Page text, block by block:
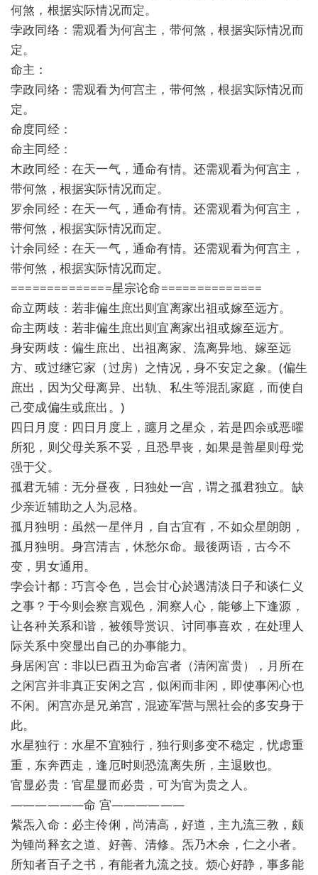
何煞，根据实际情况而定。
孛政同络：需观看为何宫主，带何煞，根据实际情况而
定。
命主：
孛政同络：需观看为何宫主，带何煞，根据实际情况而
定。
命度同经：
命主同经：
木政同经：在天一气，通命有情。还需观看为何宫主，
带何煞，根据实际情况而定。
罗余同经：在天一气，通命有情。还需观看为何宫主，
带何煞，根据实际情况而定。
计余同经：在天一气，通命有情。还需观看为何宫主，
带何煞，根据实际情况而定。
==============星宗论命==============
命立两歧：若非偏生庶出则宜离家出祖或嫁至远方。
命主两歧：若非偏生庶出则宜离家出祖或嫁至远方。
身安两歧：偏生庶出、出祖离家、流离异地、嫁至远
方、或过继它家（过房）之情况，身不安定之象。(偏生
庶出，因为父母离异、出轨、私生等混乱家庭，而使自
己变成偏生或庶出。)
四日月度：四日月度上，躔月之星众，若是四余或恶曜
所犯，则父母关系不妥，且恐早丧，如果是善星则母党
强于父。
孤君无辅：无分昼夜，日独处一宫，谓之孤君独立。缺
少亲近辅助之人为忌格。
孤月独明：虽然一星伴月，自古宜有，不如众星朗朗，
孤月独明。身宫清吉，休愁尔命。最後两语，古今不
变，男女通用。
孛会计都：巧言令色，岂会甘心於遇清淡日子和谈仁义
之事？于今则会察言观色，洞察人心，能够上下逢源，
让各种关系和谐，被领导赏识、讨同事喜欢，在处理人
际关系中突显出自己的办事能力。
身居闲宫：非以巳酉丑为命宫者（清闲富贵），月所在
之闲宫并非真正安闲之宫，似闲而非闲，即使事闲心也
不闲。闲宫亦是兄弟宫，混迹军营与黑社会的多安身于
此。
水星独行：水星不宜独行，独行则多变不稳定，忧虑重
重，东奔西走，逢厄时则恐流离失所，主退败也。
官显必贵：官星显而必贵，可为官为贵之人。
——————命 宫——————
紫炁入命：必主伶俐，尚清高，好道，主九流三教，颇
为锺尚释玄之道、好善、清修。炁乃木余，仁之小者。
所知者百子之书，有能者九流之技。烦心好静，事多能